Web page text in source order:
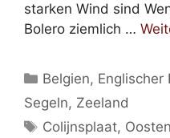
starken Wind sind
Bolero ziemlich …
Kategorien
Belgien, Englischer
Segeln, Zeeland
Schlagwörter
Colijnsplaat,